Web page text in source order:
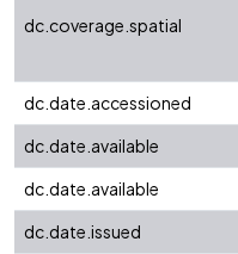
dc.coverage.spatial
dc.date.accessioned
dc.date.available
dc.date.available
dc.date.issued